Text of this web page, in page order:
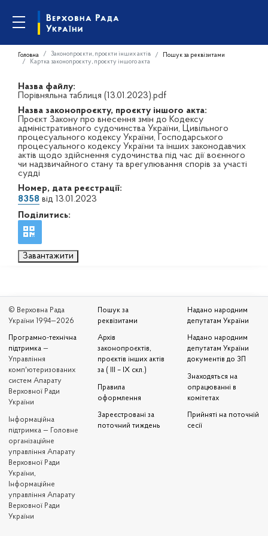
Головна Законопроєкти, проєкти інших актів
Пошук за реквізитами
Картка законопроєкту, проєкту іншого акта
Назва файлу:
Порівняльна таблиця (13.01.2023).pdf
Назва законопроєкту, проєкту іншого акта:
Проєкт Закону про внесення змін до Кодексу
адміністративного судочинства України, Цивільного
процесуального кодексу України, Господарського
процесуального кодексу України та інших законодавчих
актів щодо здійснення судочинства під час дії воєнного
чи надзвичайного стану та врегулювання спорів за участі
судді
Номер, дата реєстрації:
8358 від 13.01.2023
Поділитись:
Завантажити
© Верховна Рада
України 1994—2026
Програмно-технічна
підтримка —
Управління
комп'ютеризованих
систем Апарату
Верховної Ради
України
Iнформаційна
підтримка — Головне
організаційне
управління Апарату
Верховної Ради
України,
Інформаційне
управління Апарату
Верховної Ради
України
Пошук за
реквізитами
Архів
законопроєктів,
проєктів інших актів
за ( III – IX скл.)
Правила
оформлення
Зареєстровані за
поточний тиждень
Надано народним
депутатам України
Надано народним
депутатам України
документів до ЗП
Знаходяться на
опрацюванні в
комітетах
Прийняті на поточній
сесії